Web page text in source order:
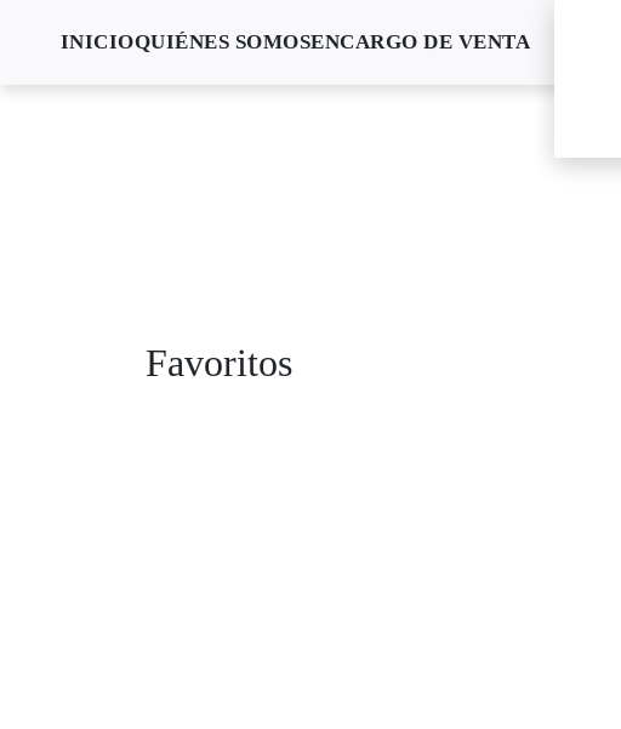
INICIOQUIÉNES SOMOSENCARGO DE VENTA
Favoritos